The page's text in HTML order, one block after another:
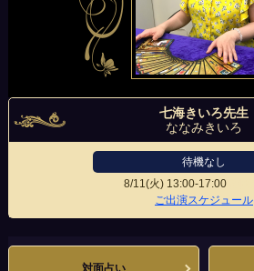
七海きいろ先生
ななみきいろ
待機なし
8/11(火) 13:00-17:00
ご出演スケジュール
対面占い